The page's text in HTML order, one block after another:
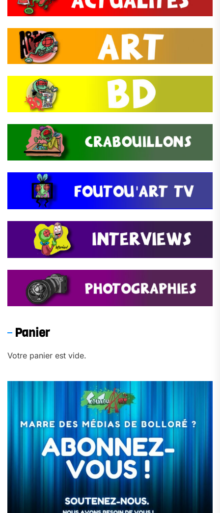
Panier
Votre panier est vide.